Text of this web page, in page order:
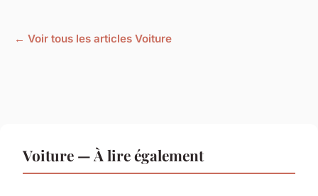
← Voir tous les articles Voiture
Voiture — À lire également